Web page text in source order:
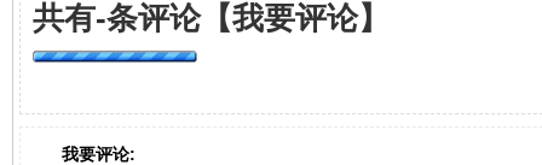
共有-条评论【我要评论】
我要评论: